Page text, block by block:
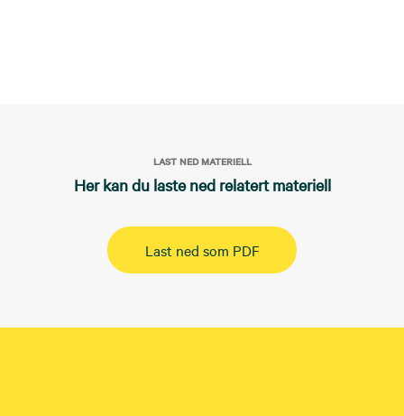
LAST NED MATERIELL
Her kan du laste ned relatert materiell
Last ned som PDF